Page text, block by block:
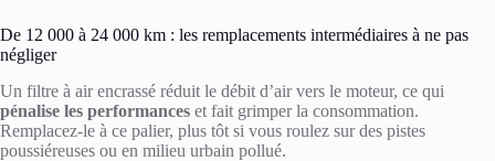
De 12 000 à 24 000 km : les remplacements intermédiaires à ne pas
négliger
Un filtre à air encrassé réduit le débit d’air vers le moteur, ce qui
pénalise les performances et fait grimper la consommation.
Remplacez-le à ce palier, plus tôt si vous roulez sur des pistes
poussiéreuses ou en milieu urbain pollué.